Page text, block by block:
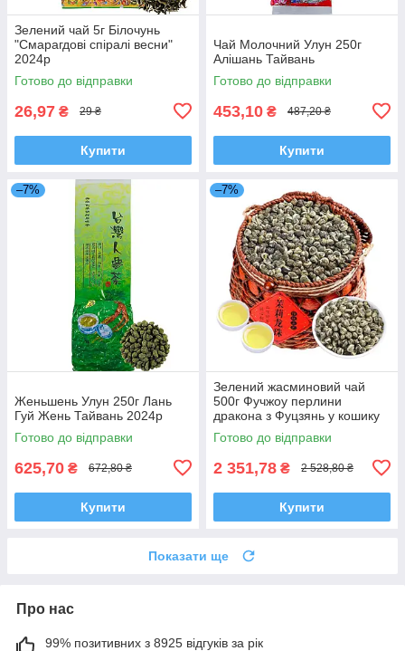
Зелений чай 5г Білочунь
"Смарагдові спіралі весни"
2024р
Готово до відправки
26,97 ₴ 29 ₴
Купити
Чай Молочний Улун 250г
Алішань Тайвань
Готово до відправки
453,10 ₴ 487,20 ₴
Купити
–7%
Женьшень Улун 250г Лань
Гуй Жень Тайвань 2024р
Готово до відправки
625,70 ₴ 672,80 ₴
Купити
–7%
Зелений жасминовий чай
500г Фучжоу перлини
дракона з Фуцзянь у кошику
2023р
Готово до відправки
2 351,78 ₴ 2 528,80 ₴
Купити
Показати ще
Про нас
99% позитивних з 8925 відгуків за рік